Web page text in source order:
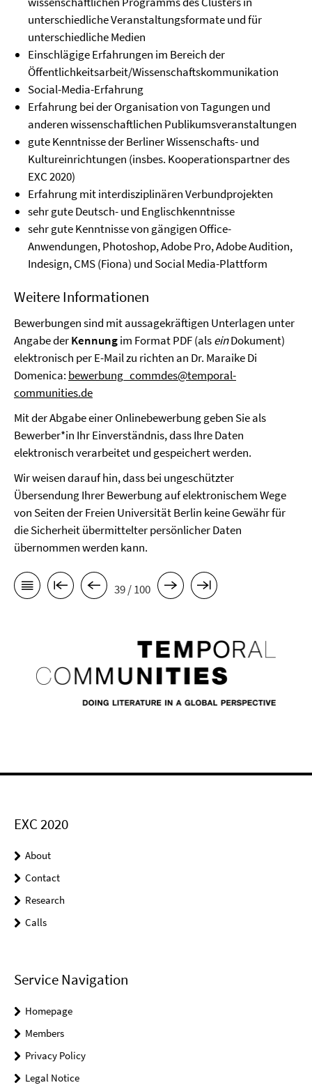
unterschiedliche Veranstaltungsformate und für
unterschiedliche Medien
Einschlägige Erfahrungen im Bereich der
Öffentlichkeitsarbeit/Wissenschaftskommunikation
Social-Media-Erfahrung
Erfahrung bei der Organisation von Tagungen und
anderen wissenschaftlichen Publikumsveranstaltungen
gute Kenntnisse der Berliner Wissenschafts- und
Kultureinrichtungen (insbes. Kooperationspartner des
EXC 2020)
Erfahrung mit interdisziplinären Verbundprojekten
sehr gute Deutsch- und Englischkenntnisse
sehr gute Kenntnisse von gängigen Office-
Anwendungen, Photoshop, Adobe Pro, Adobe Audition,
Indesign, CMS (Fiona) und Social Media-Plattform
Weitere Informationen
Bewerbungen sind mit aussagekräftigen Unterlagen unter
Angabe derKennungim Format PDF (alseinDokument)
elektronisch per E-Mail zu richten an Dr. Maraike Di
Domenica: bewerbung_commdes@temporal-
communities.de
Mit der Abgabe einer Onlinebewerbung geben Sie als
Bewerber*in Ihr Einverständnis, dass Ihre Daten
elektronisch verarbeitet und gespeichert werden.
Wir weisen darauf hin, dass bei ungeschützter
Übersendung Ihrer Bewerbung auf elektronischem Wege
von Seiten der Freien Universität Berlin keine Gewähr für
die Sicherheit übermittelter persönlicher Daten
übernommen werden kann.
39 / 100
EXC 2020
About
Contact
Research
Calls
Service Navigation
Homepage
Members
Privacy Policy
Legal Notice